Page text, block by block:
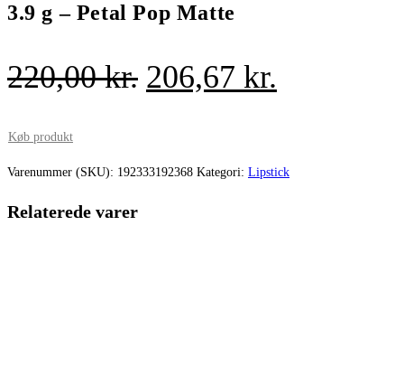
3.9 g – Petal Pop Matte
220,00kr. Den
var:
206,67 kr.
er:
Køb produkt
Varenummer (SKU): 192333192368 Kategori: Lipstick
Relaterede varer